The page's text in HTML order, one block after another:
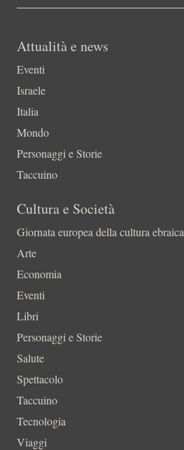
Attualità e news
Eventi
Israele
Italia
Mondo
Personaggi e Storie
Taccuino
Cultura e Società
Giornata europea della cultura ebraica
Arte
Economia
Eventi
Libri
Personaggi e Storie
Salute
Spettacolo
Taccuino
Tecnologia
Viaggi